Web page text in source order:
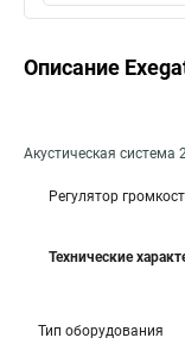
Описание
Акустическая система
Регулятор
Технические
Тип оборудования